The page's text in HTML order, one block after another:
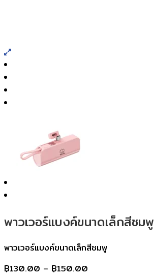
พาวเวอร์แบงค์ขนาดเล็กสีชมพู
พาวเวอร์แบงค์ขนาดเล็กสีชมพู
฿130.00 – ฿150.00